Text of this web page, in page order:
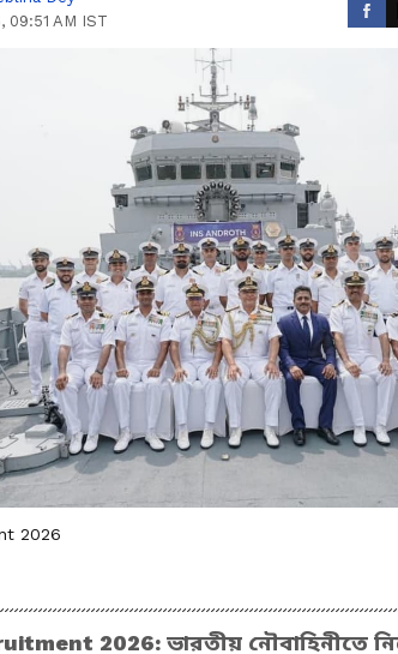
09:51 AM IST
2026
2026: ভারতীয় নৌবাহিনীতে